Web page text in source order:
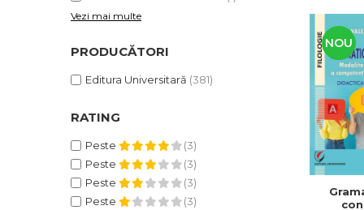
Vezi mai multe
PRODUCĂTORI
Editura Universitară (381)
RATING
Peste
(3)
Peste
(3)
Peste
(3)
Peste
(3)
NOU